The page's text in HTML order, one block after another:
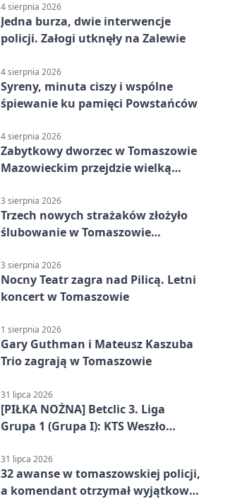
4 sierpnia 2026
Jedna burza, dwie interwencje
policji. Załogi utknęły na Zalewie
4 sierpnia 2026
Syreny, minuta ciszy i wspólne
śpiewanie ku pamięci Powstańców
4 sierpnia 2026
Zabytkowy dworzec w Tomaszowie
Mazowieckim przejdzie wielką
wykonawcy
3 sierpnia 2026
Trzech nowych strażaków złożyło
ślubowanie w Tomaszowie
3 sierpnia 2026
Nocny Teatr zagra nad Pilicą. Letni
koncert w Tomaszowie
1 sierpnia 2026
Gary Guthman i Mateusz Kaszuba
Trio zagrają w Tomaszowie
31 lipca 2026
[PIŁKA NOŻNA] Betclic 3. Liga
Grupa 1 (Grupa I): KTS Weszło
Mazowiecki 2:1
31 lipca 2026
32 awanse w tomaszowskiej policji,
a komendant otrzymał wyjątkowy